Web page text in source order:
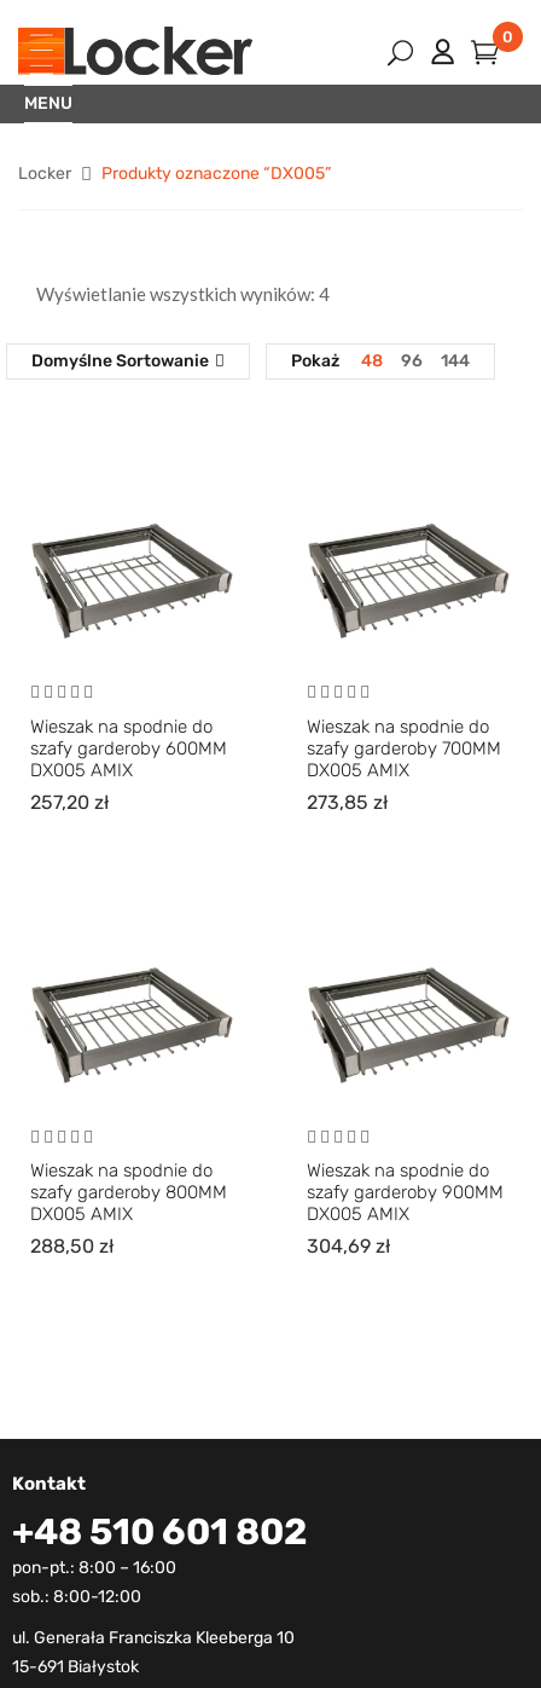
0
MENU
Locker Produkty oznaczone “DX005”
Wyświetlanie wszystkich wyników: 4
Domyślne Sortowanie Pokaż 48 96 144
Wieszak na spodnie do
szafy garderoby 600MM
DX005 AMIX
257,20 zł
Wieszak na spodnie do
szafy garderoby 700MM
DX005 AMIX
273,85 zł
Wieszak na spodnie do
szafy garderoby 800MM
DX005 AMIX
288,50 zł
Wieszak na spodnie do
szafy garderoby 900MM
DX005 AMIX
304,69 zł
Kontakt
+48 510 601 802
pon-pt.: 8:00 – 16:00
sob.: 8:00-12:00
ul. Generała Franciszka Kleeberga 10
15-691 Białystok